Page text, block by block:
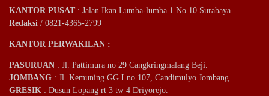
KANTOR PUSAT: Jalan Ikan Lumba-lumba 1 No 10 Surabaya
Redaksi / 0821-4365-2799
KANTOR PERWAKILAN :
PASURUAN : Jl. Pattimura no 29 Cangkringmalang Beji.
JOMBANG : Jl. Kemuning GG I no 107, Candimulyo Jombang.
GRESIK : Dusun Lopang rt 3 tw 4 Driyorejo.